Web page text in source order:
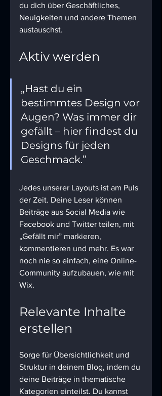
du dich über Geschäftliches,
Neuigkeiten und andere Themen
austauschst.
Aktiv werden
„Hast du ein
bestimmtes Design vor
Augen? Was immer dir
gefällt – hier findest du
Designs für jeden
Geschmack.”
Jedes unserer Layouts ist am Puls
der Zeit. Deine Leser können
Beiträge aus Social Media wie
Facebook und Twitter teilen, mit
„Gefällt mir” markieren,
kommentieren und mehr. Es war
noch nie so einfach, eine Online-
Community aufzubauen, wie mit
Wix.
Relevante Inhalte
erstellen
Sorge für Übersichtlichkeit und
Struktur in deinem Blog, indem du
deine Beiträge in thematische
Kategorien einteilst. Du kannst